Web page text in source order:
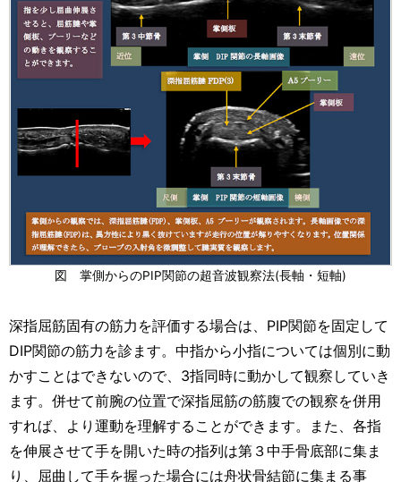
図 掌側からのPIP関節の超音波観察法(長軸・短軸)
深指屈筋固有の筋力を評価する場合は、PIP関節を固定して
DIP関節の筋力を診ます。中指から小指については個別に動
かすことはできないので、3指同時に動かして観察していき
ます。併せて前腕の位置で深指屈筋の筋腹での観察を併用
すれば、より運動を理解することができます。また、各指
を伸展させて手を開いた時の指列は第３中手骨底部に集ま
り、屈曲して手を握った場合には舟状骨結節に集まる事